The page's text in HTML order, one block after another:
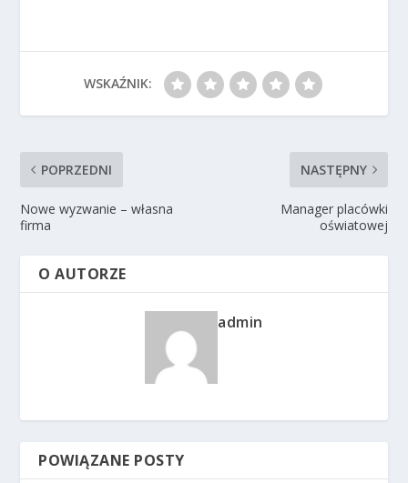
WSKAŹNIK:
POPRZEDNI
Nowe wyzwanie – własna
firma
NASTĘPNY
Manager placówki
oświatowej
O AUTORZE
admin
POWIĄZANE POSTY